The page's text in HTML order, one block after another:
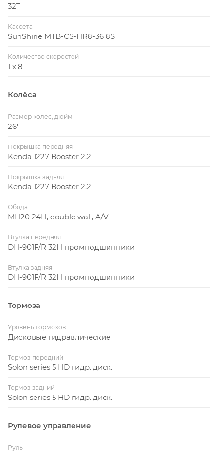
32T
Кассета
SunShine MTB-CS-HR8-36 8S
Количество скоростей
1 x 8
Колёса
Размер колес, дюйм
26''
Покрышка передняя
Kenda 1227 Booster 2.2
Покрышка задняя
Kenda 1227 Booster 2.2
Обода
MH20 24H, double wall, A/V
Втулка передняя
DH-901F/R 32H промподшипники
Втулка задняя
DH-901F/R 32H промподшипники
Тормоза
Уровень тормозов
Дисковые гидравлические
Тормоз передний
Solon series 5 HD гидр. диск.
Тормоз задний
Solon series 5 HD гидр. диск.
Рулевое управление
Руль